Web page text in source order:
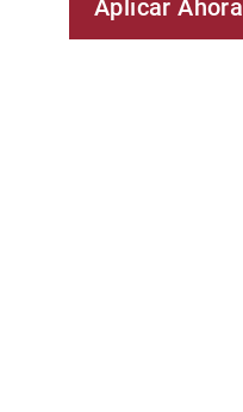
Aplicar Ahora